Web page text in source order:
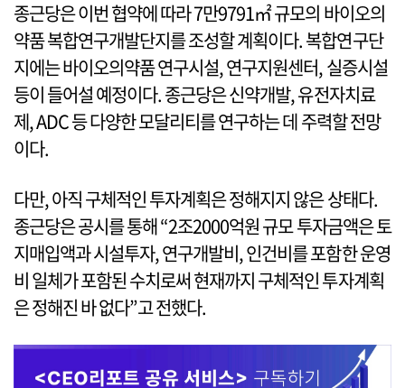
종근당은 이번 협약에 따라 7만9791㎡ 규모의 바이오의
약품 복합연구개발단지를 조성할 계획이다. 복합연구단
지에는 바이오의약품 연구시설, 연구지원센터, 실증시설
등이 들어설 예정이다. 종근당은 신약개발, 유전자치료
제, ADC 등 다양한 모달리티를 연구하는 데 주력할 전망
이다.
다만, 아직 구체적인 투자계획은 정해지지 않은 상태다.
종근당은 공시를 통해 “2조2000억원 규모 투자금액은 토
지매입액과 시설투자, 연구개발비, 인건비를 포함한 운영
비 일체가 포함된 수치로써 현재까지 구체적인 투자계획
은 정해진 바 없다”고 전했다.